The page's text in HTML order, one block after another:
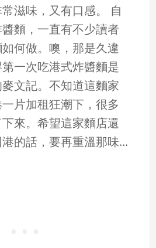
滋味，又有口感。 自
麵，一直有不少讀者
何做。噢，那是久違
一次吃港式炸醬麵是
文記。不知道這麵家
片加租狂潮下，很多
來。希望這家麵店還
的話，要再重溫那味...